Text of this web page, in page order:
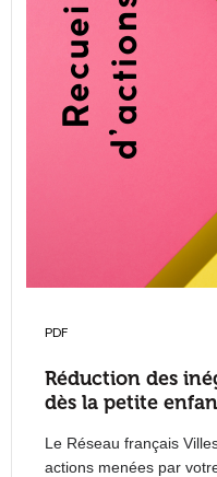
PDF
Réduction des
dès la petite
Le Réseau français
actions menées par